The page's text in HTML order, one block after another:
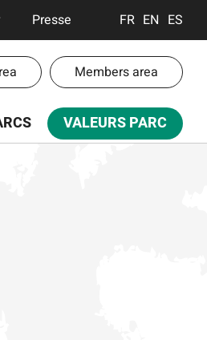
Presse FRANÇAIS
ENGLISH
Members area
VALEURS PARC